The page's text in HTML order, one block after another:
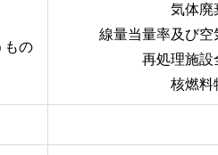
もの
気体廃
線量当量率及び
再処理施設
核燃料